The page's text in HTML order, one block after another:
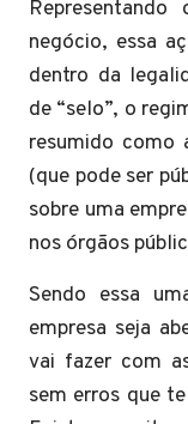
negócio, essa
dentro da
de “selo”, o
resumido como
(que pode ser
sobre uma
nos órgãos
Sendo essa
empresa seja
vai fazer com
sem erros que